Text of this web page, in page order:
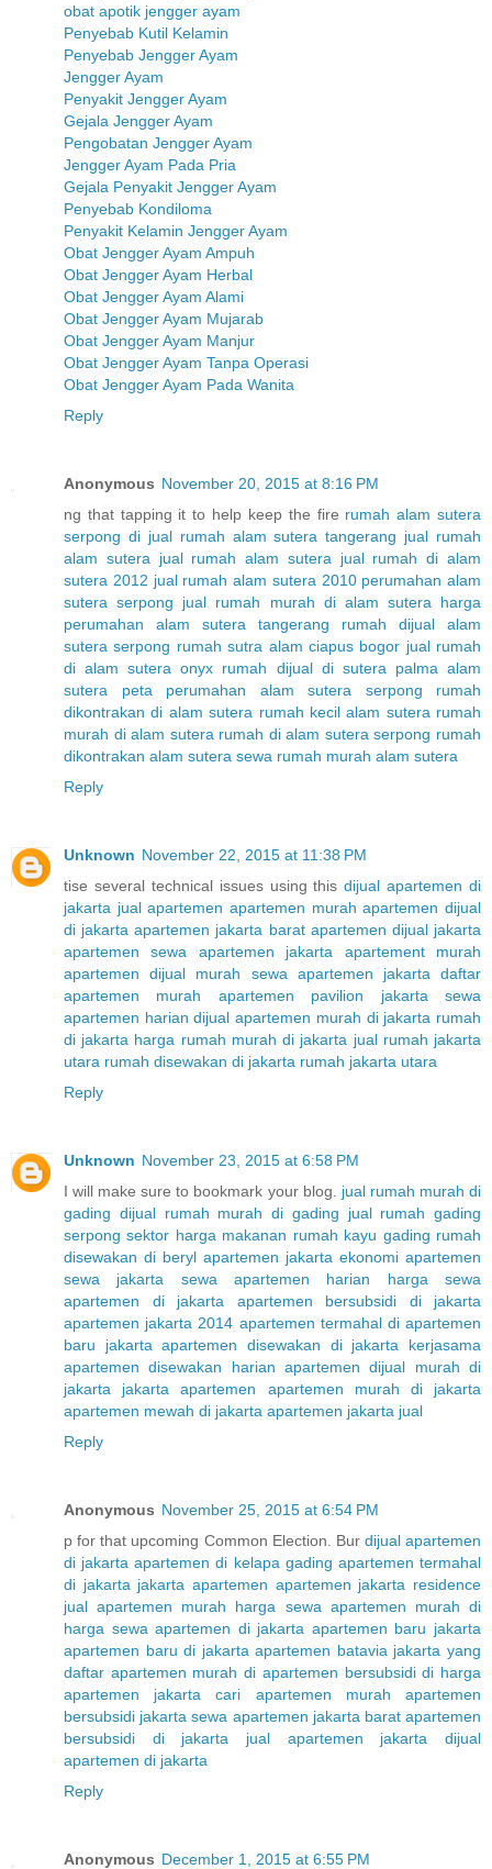
obat apotik jengger ayam
Penyebab Kutil Kelamin
Penyebab Jengger Ayam
Jengger Ayam
Penyakit Jengger Ayam
Gejala Jengger Ayam
Pengobatan Jengger Ayam
Jengger Ayam Pada Pria
Gejala Penyakit Jengger Ayam
Penyebab Kondiloma
Penyakit Kelamin Jengger Ayam
Obat Jengger Ayam Ampuh
Obat Jengger Ayam Herbal
Obat Jengger Ayam Alami
Obat Jengger Ayam Mujarab
Obat Jengger Ayam Manjur
Obat Jengger Ayam Tanpa Operasi
Obat Jengger Ayam Pada Wanita
Reply
Anonymous November 20, 2015 at 8:16 PM
ng that tapping it to help keep the fire rumah alam sutera
serpong di jual rumah alam sutera tangerang jual rumah
alam sutera
jual rumah alam sutera
jual rumah di alam
sutera 2012 jual rumah alam sutera 2010 perumahan alam
sutera serpong
jual rumah murah di alam sutera
harga
perumahan alam sutera tangerang
rumah dijual alam
sutera serpong rumah sutra alam ciapus bogor jual rumah
di alam sutera onyx rumah dijual di sutera palma alam
sutera
peta perumahan alam sutera serpong
rumah
dikontrakan di alam sutera rumah kecil alam sutera rumah
murah di alam sutera rumah di alam sutera serpong rumah
dikontrakan alam sutera sewa rumah murah alam sutera
Reply
Unknown November 22, 2015 at 11:38 PM
tise several technical issues using thisdijual apartemen di
jakarta jual apartemen apartemen murah apartemen dijual
di jakarta apartemen jakarta barat apartemen dijual jakarta
apartemen sewa
apartemen jakarta
apartement murah
apartemen dijual murah
sewa apartemen jakarta
daftar
apartemen murah
apartemen pavilion jakarta
sewa
apartemen harian dijual apartemen murah di jakarta rumah
di jakarta harga rumah murah di jakarta jual rumah jakarta
utara rumah disewakan di jakarta rumah jakarta utara
Reply
Unknown November 23, 2015 at 6:58 PM
I will make sure to bookmark your blog. jual rumah murah di
gading dijual rumah murah di gading
jual rumah gading
serpong sektor harga makanan rumah kayu gading rumah
disewakan di beryl apartemen jakarta ekonomi apartemen
sewa jakarta
sewa apartemen harian
harga sewa
apartemen di jakarta
apartemen bersubsidi di jakarta
apartemen jakarta 2014 apartemen termahal di apartemen
baru jakarta apartemen disewakan di jakarta
kerjasama
apartemen disewakan harian apartemen dijual murah di
jakarta
jakarta apartemen
apartemen murah di jakarta
apartemen mewah di jakarta apartemen jakarta jual
Reply
Anonymous November 25, 2015 at 6:54 PM
p for that upcoming Common Election. Bur dijual apartemen
di jakarta apartemen di kelapa gading apartemen termahal
di jakarta jakarta apartemen apartemen jakarta residence
jual apartemen murah
harga sewa apartemen murah di
harga sewa apartemen di jakarta apartemen baru jakarta
apartemen baru di jakarta apartemen batavia jakarta yang
daftar apartemen murah di apartemen bersubsidi di harga
apartemen jakarta
cari apartemen murah
apartemen
bersubsidi jakarta sewa apartemen jakarta barat apartemen
bersubsidi di jakarta
jual apartemen jakarta
dijual
apartemen di jakarta
Reply
Anonymous December 1, 2015 at 6:55 PM